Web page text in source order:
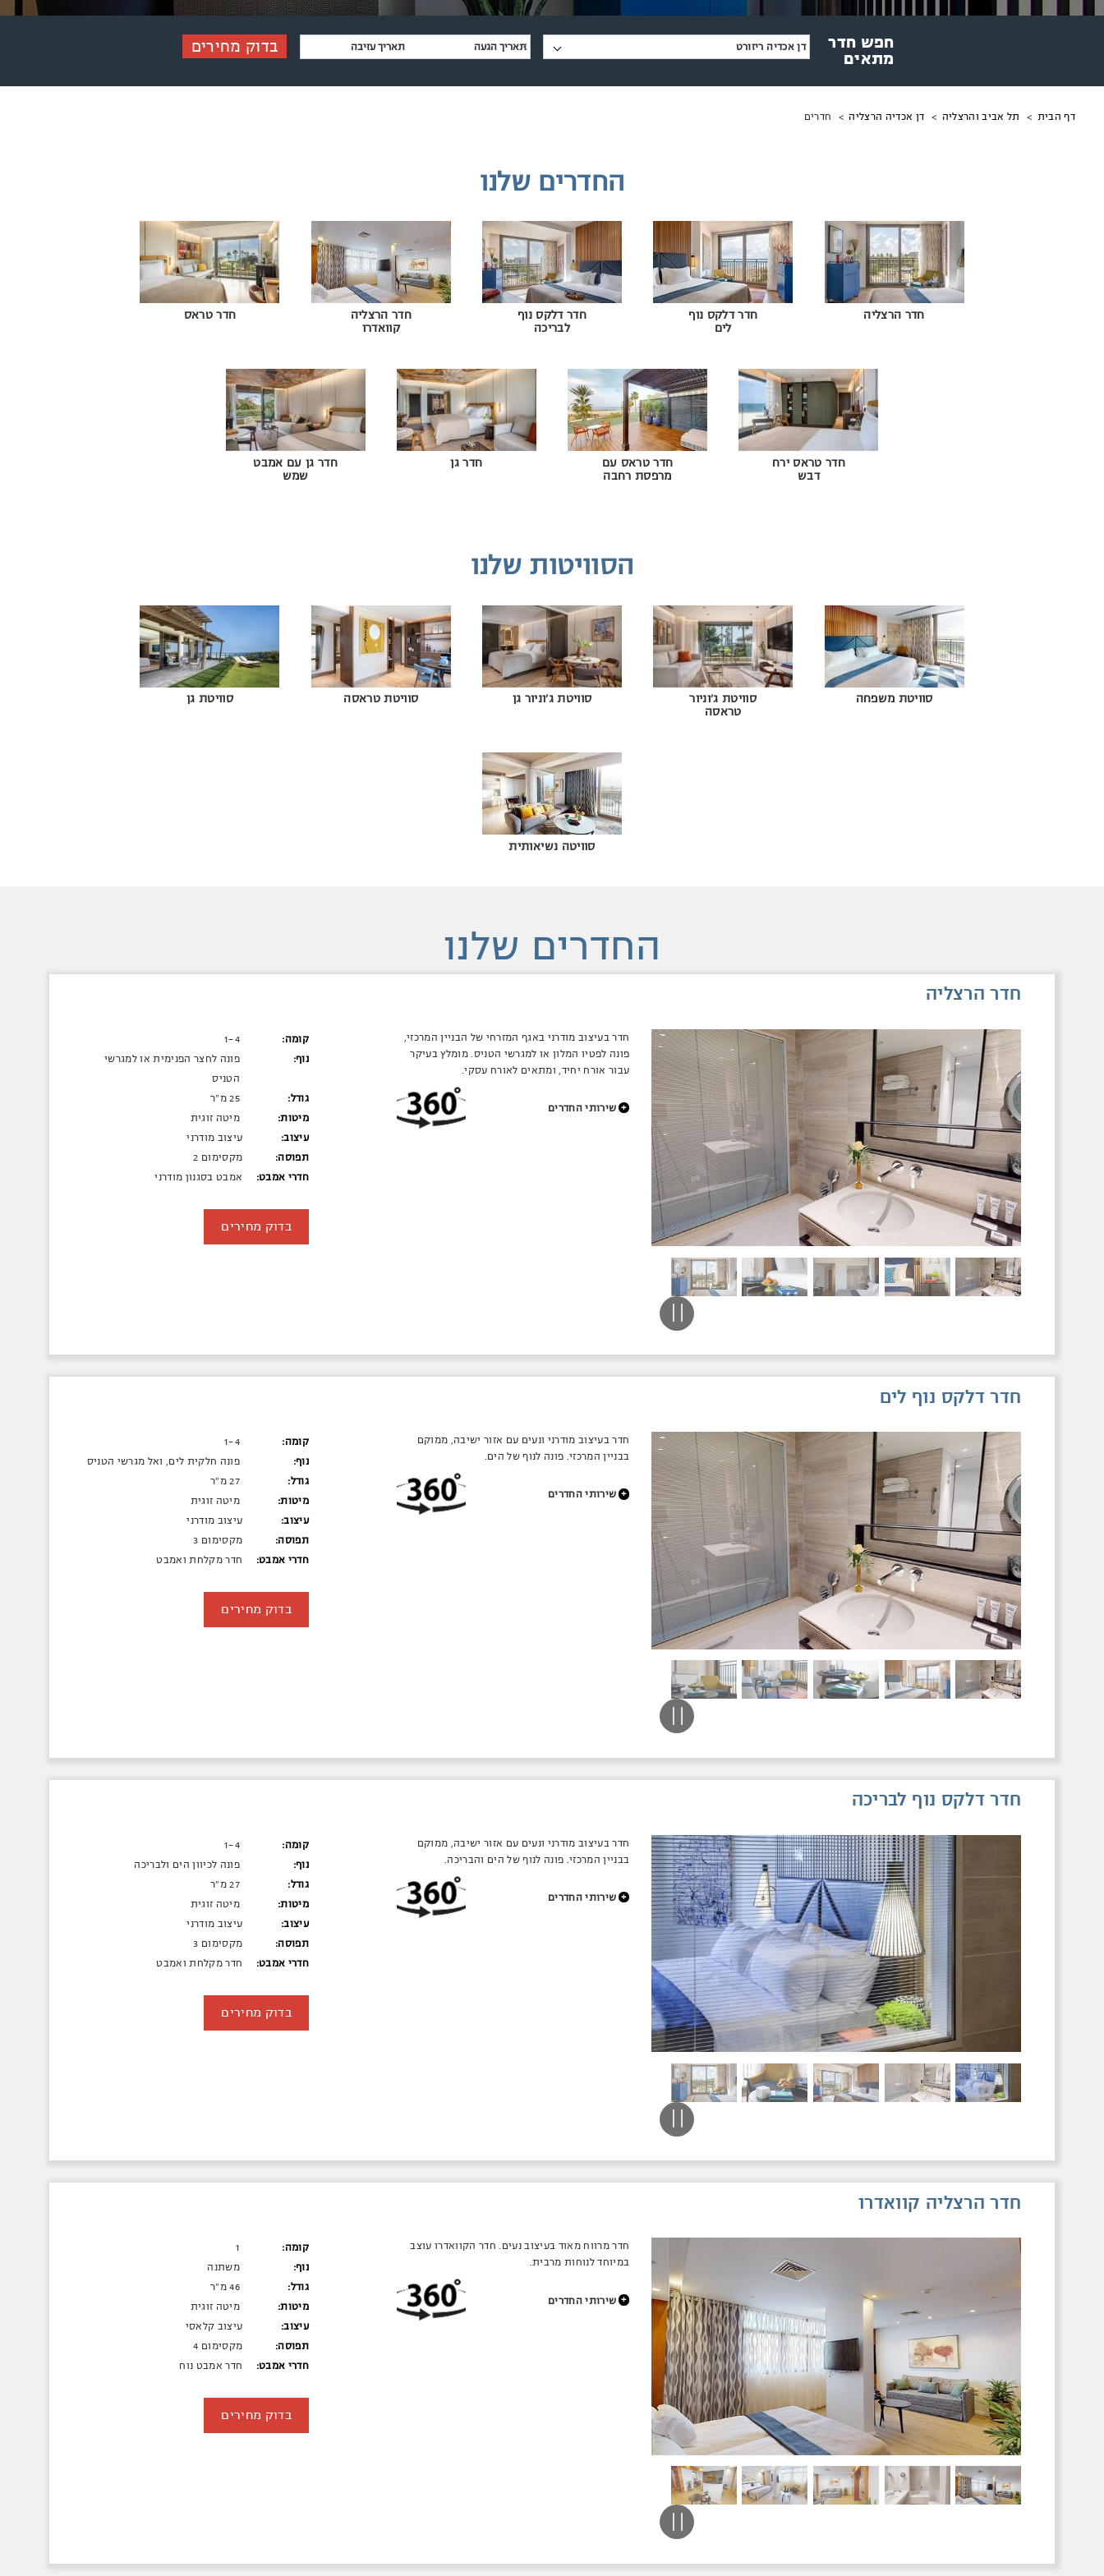
חפש חדר
מתאים
דן אכדיה ריזורט בדוק מחירים
מיקומך
דף הבית תל אביב והרצליה דן אכדיה הרצליה חדרים
החדרים שלנו
חדר הרצליה
חדר דלקס נוף
לים
חדר דלקס נוף
לבריכה
חדר הרצליה
קוואדרו
חדר טראס
חדר טראס ירח
דבש
חדר טראס עם
מרפסת רחבה
חדר גן
חדר גן עם אמבט
שמש
הסוויטות שלנו
סוויטת משפחה
סוויטת ג'וניור
טראסה
סוויטת ג'וניור גן סוויטת טראסה סוויטת גן
סוויטה נשיאותית
החדרים שלנו
חדר הרצליה
חדר בעיצוב מודרני באגף המזרחי של הבניין המרכזי,
פונה לפטיו המלון או למגרשי הטניס. מומלץ בעיקר
עבור אורח יחיד, ומתאים לאורח עסקי.
+ שירותי החדרים
קומה:
1-4
נוף:
פונה לחצר הפנימית או למגרשי
הטניס
גודל:
25 מ"ר
מיטות:
מיטה זוגית
עיצוב:
עיצוב מודרני
תפוסה:
מקסימום 2
חדרי אמבט:
אמבט בסגנון מודרני
בדוק מחירים
חדר דלקס נוף לים
חדר בעיצוב מודרני ונעים עם אזור ישיבה, ממוקם
בבניין המרכזי. פונה לנוף של הים.
+ שירותי החדרים
קומה:
1-4
נוף:
פונה חלקית לים, ואל מגרשי הטניס
גודל:
27 מ"ר
מיטות:
מיטה זוגית
עיצוב:
עיצוב מודרני
תפוסה:
מקסימום 3
חדרי אמבט:
חדר מקלחת ואמבט
בדוק מחירים
חדר דלקס נוף לבריכה
חדר בעיצוב מודרני ונעים עם אזור ישיבה, ממוקם
בבניין המרכזי. פונה לנוף של הים והבריכה.
+ שירותי החדרים
קומה:
1-4
נוף:
פונה לכיוון הים ולבריכה
גודל:
27 מ"ר
מיטות:
מיטה זוגית
עיצוב:
עיצוב מודרני
תפוסה:
מקסימום 3
חדרי אמבט:
חדר מקלחת ואמבט
בדוק מחירים
חדר הרצליה קוואדרו
חדר מרווח מאוד בעיצוב נעים. חדר הקוואדרו עוצב
במיוחד לנוחות מרבית.
+ שירותי החדרים
קומה:
1
נוף:
משתנה
גודל:
46 מ"ר
מיטות:
מיטה זוגית
עיצוב:
עיצוב קלאסי
תפוסה:
מקסימום 4
חדרי אמבט:
חדר אמבט נוח
בדוק מחירים